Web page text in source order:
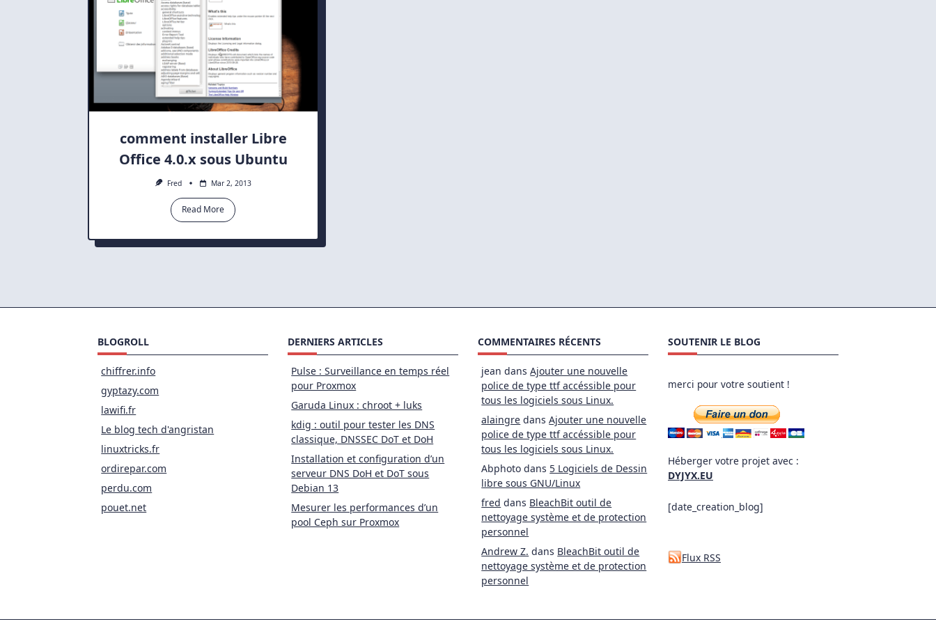
comment installer Libre
Office 4.0.x sous Ubuntu
Fred Mar 2, 2013
Read More
BLOGROLL
chiffrer.info
gyptazy.com
lawifi.fr
Le blog tech d'angristan
linuxtricks.fr
ordirepar.com
perdu.com
pouet.net
DERNIERS ARTICLES
Pulse : Surveillance en temps réel
pour Proxmox
Garuda Linux : chroot + luks
kdig : outil pour tester les DNS
classique, DNSSEC DoT et DoH
Installation et configuration d’un
serveur DNS DoH et DoT sous
Debian 13
Mesurer les performances d’un
pool Ceph sur Proxmox
COMMENTAIRES RÉCENTS
jean dansAjouter une nouvelle
police de type ttf accéssible pour
tous les logiciels sous Linux.
alaingre dansAjouter une nouvelle
police de type ttf accéssible pour
tous les logiciels sous Linux.
Abphoto dans 5 Logiciels de Dessin
libre sous GNU/Linux
fred dans BleachBit outil de
nettoyage système et de protection
personnel
Andrew Z. dans BleachBit outil de
nettoyage système et de protection
personnel
SOUTENIR LE BLOG
merci pour votre soutient !
Héberger votre projet avec :
DYJYX.EU
[date_creation_blog]
Flux RSS